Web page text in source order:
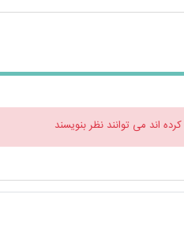
اند می توانند نظر بنویسند